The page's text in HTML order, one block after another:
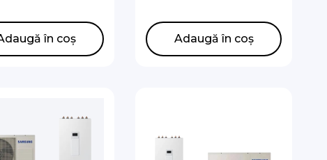
în coș
energetica A+++
Adaugă în coș